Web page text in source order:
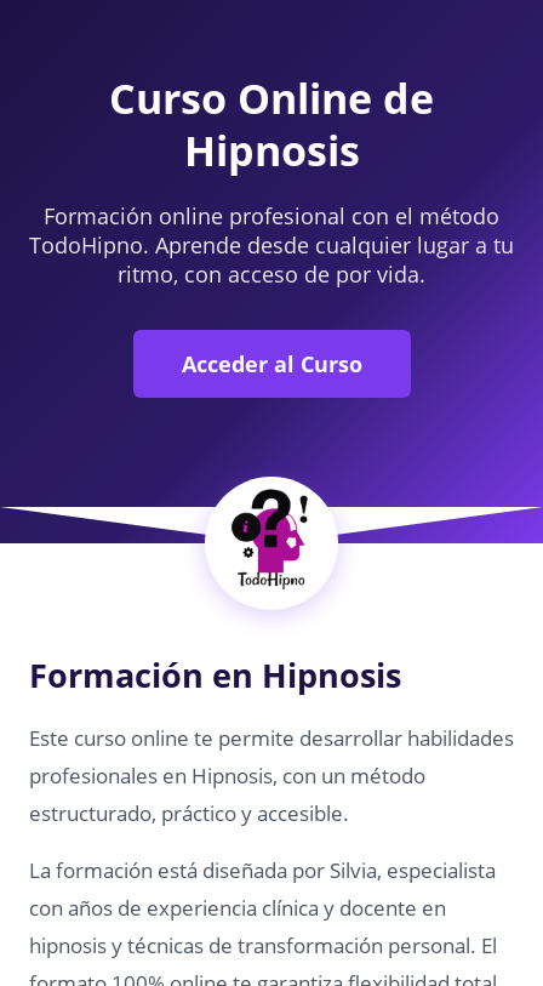
Curso Online de
Hipnosis
Formación online profesional con el método
TodoHipno. Aprende desde cualquier lugar a tu
ritmo, con acceso de por vida.
Acceder al Curso
Formación en Hipnosis
Este curso online te permite desarrollar habilidades
profesionales en Hipnosis, con un método
estructurado, práctico y accesible.
La formación está diseñada por Silvia, especialista
con años de experiencia clínica y docente en
hipnosis y técnicas de transformación personal. El